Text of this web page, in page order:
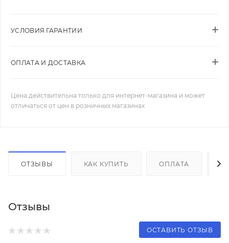
УСЛОВИЯ ГАРАНТИИ
ОПЛАТА И ДОСТАВКА
Цена действительна только для интернет-магазина и может
отличаться от цен в розничных магазинах
ОТЗЫВЫ КАК КУПИТЬ ОПЛАТА
Отзывы
ОСТАВИТЬ ОТЗЫВ